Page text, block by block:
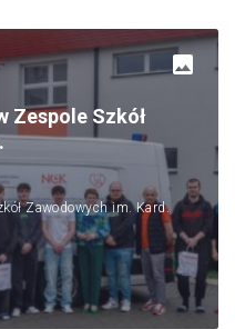
Zespole Szkół
Zawodowych im. Kard.